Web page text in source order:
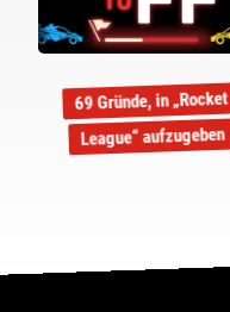
69 Gründe, in „Rocket
League“ aufzugeben